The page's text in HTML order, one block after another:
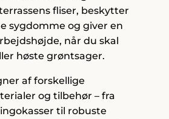
fliser, beskytter
sygdomme og giver en
når du skal
høste grøntsager.
af forskellige
og tilbehør – fra
til robuste